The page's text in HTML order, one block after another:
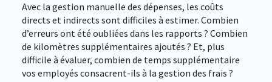
Avec la gestion manuelle des dépenses, les coûts
directs et indirects sont difficiles à estimer. Combien
d’erreurs ont été oubliées dans les rapports ? Combien
de kilomètres supplémentaires ajoutés ? Et, plus
difficile à évaluer, combien de temps supplémentaire
vos employés consacrent-ils à la gestion des frais ?